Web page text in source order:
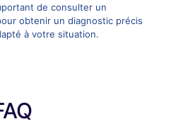
de consulter un
obtenir un diagnostic précis
à votre situation.